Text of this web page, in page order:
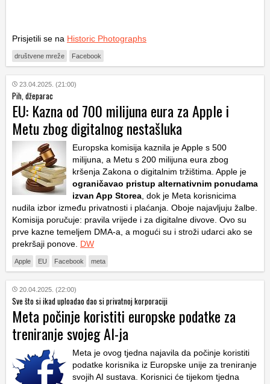
Prisjetili se na Historic Photographs
društvene mreže Facebook
23.04.2025. (21:00)
Pih, džeparac
EU: Kazna od 700 milijuna eura za Apple i
Metu zbog digitalnog nestašluka
Europska komisija kaznila je Apple s 500
milijuna, a Metu s 200 milijuna eura zbog
kršenja Zakona o digitalnim tržištima. Apple je
ograničavao pristup alternativnim ponudama
izvan App Storea , dok je Meta korisnicima
nudila izbor između privatnosti i plaćanja. Oboje najavljuju žalbe.
Komisija poručuje: pravila vrijede i za digitalne divove. Ovo su
prve kazne temeljem DMA-a, a mogući su i stroži udarci ako se
prekršaji ponove. DW
Apple EU Facebook meta
20.04.2025. (22:00)
Sve što si ikad uploadao dao si privatnoj korporaciji
Meta počinje koristiti europske podatke za
treniranje svojeg AI-ja
Meta je ovog tjedna najavila da počinje koristiti
podatke korisnika iz Europske unije za treniranje
svojih AI sustava. Korisnici će tijekom tjedna